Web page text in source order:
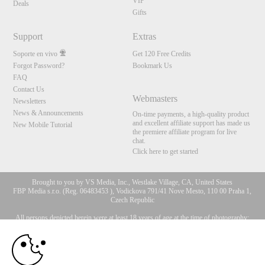
Deals
Gifts
Support
Soporte en vivo
Forgot Password?
FAQ
Contact Us
Newsletters
News & Announcements
New Mobile Tutorial
Extras
Get 120 Free Credits
Bookmark Us
Webmasters
On-time payments, a high-quality product
and excellent affiliate support has made us
the premiere affiliate program for live
chat.
Click here to get started
Brought to you by VS Media, Inc., Westlake Village, CA, United States
FBP Media s.r.o. (Reg. 06483453 ), Vodickova 791/41 Nove Mesto, 110 00 Praha 1,
Czech Republic
All persons depicted herein were at least 18 years of age at the time of photography:
© 1996 - 2026 VS3.COM, VS Media, Inc. All Rights Reserved.
10:00